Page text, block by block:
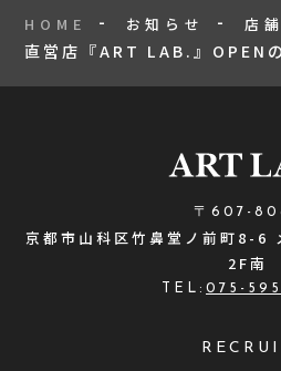
HOME お知らせ 店
直営店『ART LAB.』OPEN
〒607-
京都市山科区竹鼻堂ノ前町8-6
2F南
TEL: 075-